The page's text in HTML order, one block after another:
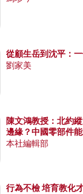
從顧生岳到沈平：
劉家美
陳文鴻教授：北約
邊緣？中國零部件
本社編輯部
行為不檢 培育教化